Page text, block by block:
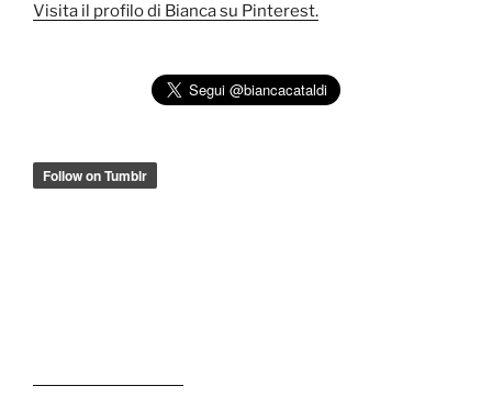
Visita il profilo di Bianca su Pinterest.